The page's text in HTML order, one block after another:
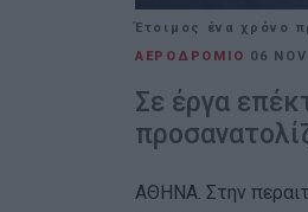
Έτοιμος ένα χρόνο
ΑΕΡΟΔΡΟΜΙΟ 06
Σε έργα
ΑΘΗΝΑ. Στην